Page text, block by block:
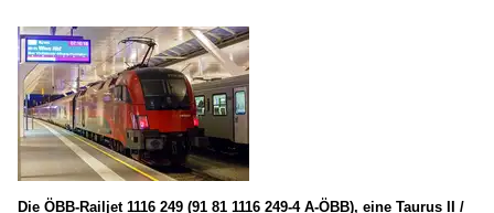
Die ÖBB-Railjet 1116 249 (91 81 1116 249-4 A-ÖBB), eine Taurus II /